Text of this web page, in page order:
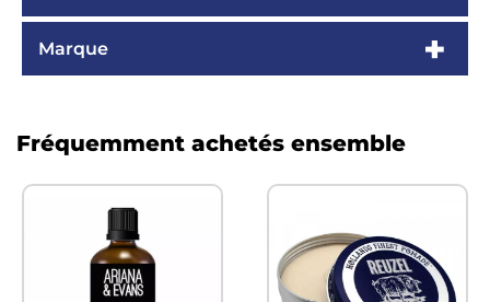
Marque
Fréquemment achetés ensemble